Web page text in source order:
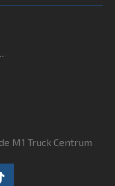
M1 Truck Centrum